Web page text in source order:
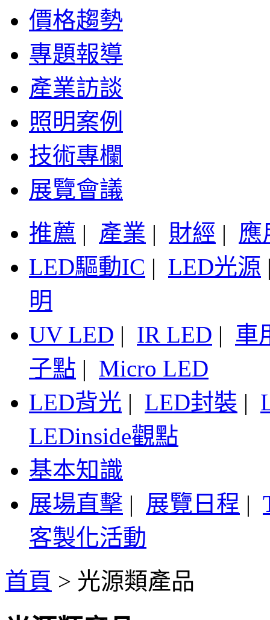
價格趨勢
專題報導
產業訪談
照明案例
技術專欄
展覽會議
推薦 | 產業 | 財經 | 應
LED驅動IC | LED光源
明
UV LED | IR LED | 車
子點 | Micro LED
LED背光 | LED封裝 |
LEDinside觀點
基本知識
展場直擊 | 展覽日程 |
客製化活動
首頁 > 光源類產品